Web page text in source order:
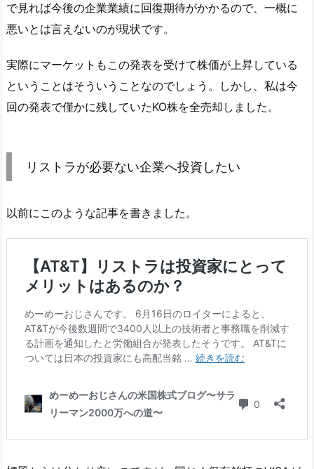
で見れば今後の企業業績に回復期待がかかるので、一概に
悪いとは言えないのが現状です。
実際にマーケットもこの発表を受けて株価が上昇している
ということはそういうことなのでしょう。しかし、私は今
回の発表で僅かに残していたKO株を全売却しました。
リストラが必要ない企業へ投資したい
以前にこのような記事を書きました。